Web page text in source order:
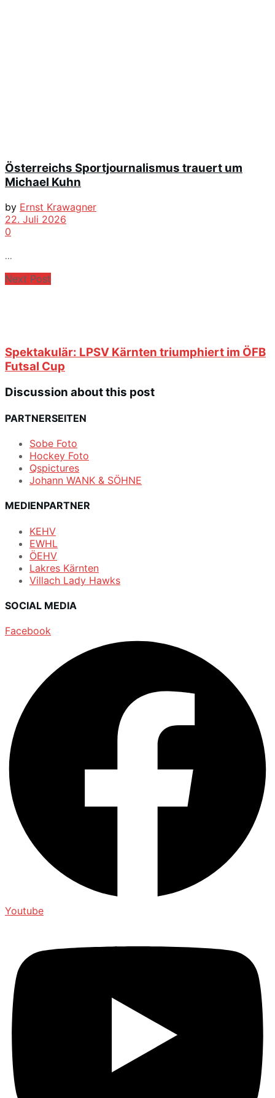
Österreichs Sportjournalismus trauert um
Michael Kuhn
by Ernst Krawagner
22. Juli 2026
0
...
Next Post
Spektakulär: LPSV Kärnten triumphiert im ÖFB
Futsal Cup
Discussion about this post
PARTNERSEITEN
Sobe Foto
Hockey Foto
Qspictures
Johann WANK & SÖHNE
MEDIENPARTNER
KEHV
EWHL
ÖEHV
Lakres Kärnten
Villach Lady Hawks
SOCIAL MEDIA
Facebook
Youtube